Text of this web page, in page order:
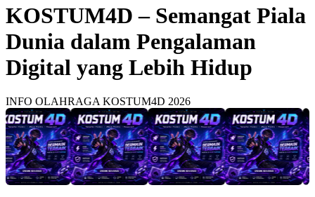
KOSTUM4D – Semangat Piala
Dunia dalam Pengalaman
Digital yang Lebih Hidup
INFO OLAHRAGA KOSTUM4D 2026